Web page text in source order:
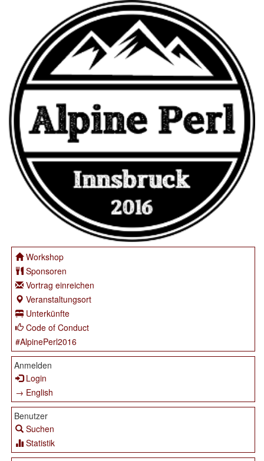
Workshop
Sponsoren
Vortrag einreichen
Veranstaltungsort
Unterkünfte
Code of Conduct
#AlpinePerl2016
Anmelden
Login
→ English
Benutzer
Suchen
Statistik